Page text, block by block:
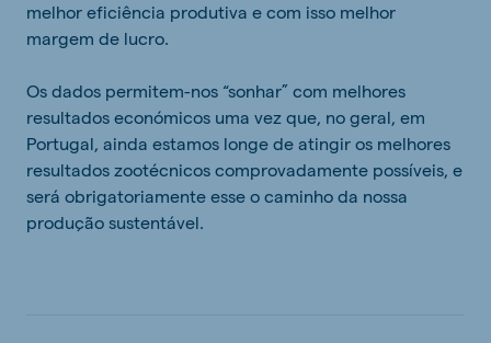
melhor eficiência produtiva e com isso melhor
margem de lucro.
Os dados permitem-nos “sonhar” com melhores
resultados económicos uma vez que, no geral, em
Portugal, ainda estamos longe de atingir os melhores
resultados zootécnicos comprovadamente possíveis, e
será obrigatoriamente esse o caminho da nossa
produção sustentável.